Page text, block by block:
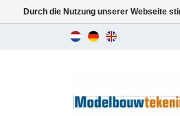
Durch die Nutzung unserer Webseite